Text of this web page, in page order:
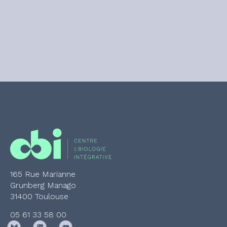
165 Rue Marianne
Grunberg Manago
31400 Toulouse
05 61 33 58 00